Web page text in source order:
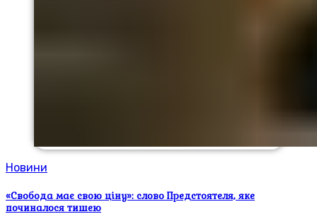
Новини
«Свобода має свою ціну»: слово Предстоятеля, яке
починалося тишею